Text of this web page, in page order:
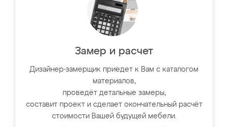
Замер и расчет
Дизайнер-замерщик приедет к Вам с каталогом
материалов,
проведёт детальные замеры,
составит проект и сделает окончательный расчёт
стоимости Вашей будущей мебели.